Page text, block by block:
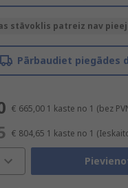
stāvoklis patreiz nav
Pārbaudiet piegādes
€ 665,00 1 kaste no 1 (bez
€ 804,65 1 kaste no 1